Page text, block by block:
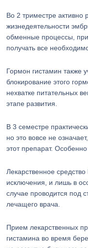
Во 2 триместре активно
жизнедеятельности
обменные процессы,
получать все
Гормон гистамин также
блокирование этого
нехватке питательных
этапе развития.
В 3 семестре
но это вовсе не
этот препарат.
Лекарственное
исключения, и лишь в
случае проводится под
лечащего врача.
Прием лекарственных
гистамина во время